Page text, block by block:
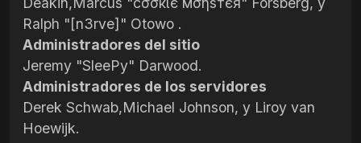
Ralph "[n3rve]" Otowo .
Administradores del sitio
Jeremy "SleePy" Darwood.
Administradores de los servidores
Derek Schwab,Michael Johnson, y Liroy van
Hoewijk.